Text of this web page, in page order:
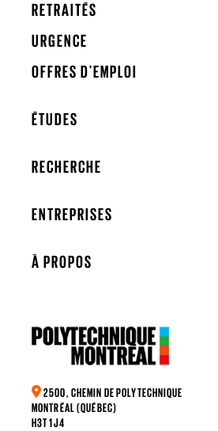
RETRAITÉS
URGENCE
OFFRES D'EMPLOI
ÉTUDES
RECHERCHE
ENTREPRISES
À PROPOS
2500, CHEMIN DE POLYTECHNIQUE
MONTRÉAL (QUÉBEC)
H3T 1J4